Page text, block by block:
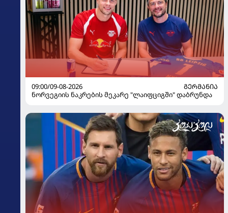
09:00/09-08-2026
ᲒᲔᲠᲛᲐᲜᲘᲐ
ნორვეგიის ნაკრების მეკარე "ლაიფციგში" დაბრუნდა